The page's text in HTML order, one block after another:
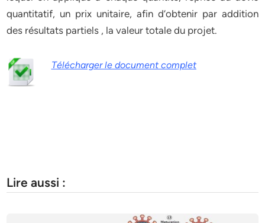
quantitatif, un prix unitaire, afin d’obtenir par addition
des résultats partiels , la valeur totale du projet.
Télécharger le document complet
Lire aussi :